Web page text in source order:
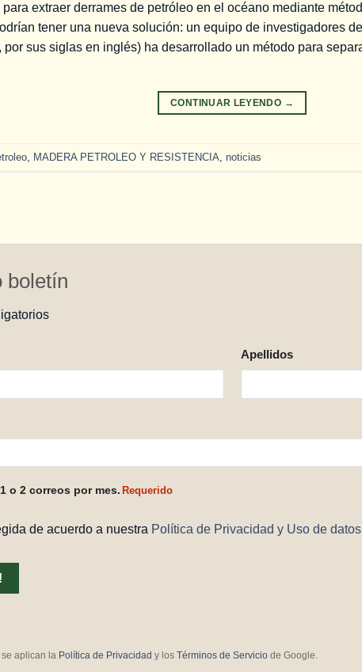
extraer derrames de petróleo en el océano mediante
tener una nueva solución: un equipo de investigadores
por sus siglas en inglés) ha desarrollado un método para
CONTINUAR LEYENDO →
MADERA PETROLEO Y RESISTENCIA noticias
boletín
Apellidos
o 2 correos por mes. Requerido
de acuerdo a nuestra Política de Privacidad y Uso de datos
se aplican la Política de Privacidad y los Términos de Servicio de Google.